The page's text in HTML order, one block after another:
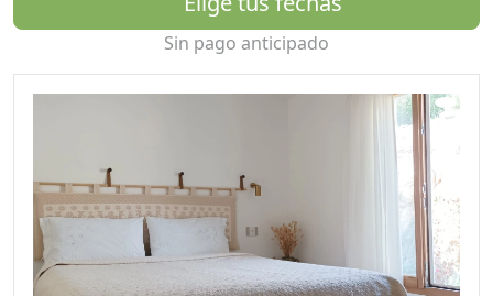
cama para 3 personas), baño con ducha a ras de suelo y
bidé, escritorio en el pasillo, entrada privada, terraza
panorámica con mobiliario exterior y aparcamiento
directo. No hay televisión; la naturaleza ofrece mejores
Nevera, cafetera, hervidor de agua (con té y café de
cortesía), microondas, utensilios básicos de cocina,
secador de pelo y wifi disponibles. Toallas, ropa de
cama y gel de ducha/jabón 100% ecológico están
incluidos en el precio.
Sin pago anticipado